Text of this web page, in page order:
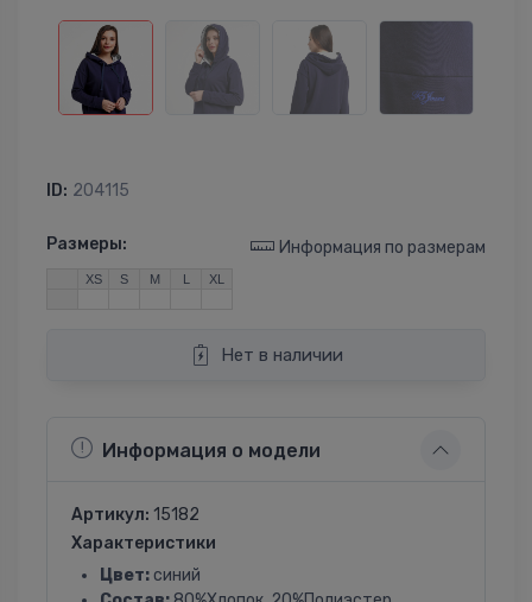
ID: 204115
Размеры: Информация по размерам
XS S M L XL
Нет в наличии
Информация о модели
Артикул: 15182
Характеристики
Цвет: синий